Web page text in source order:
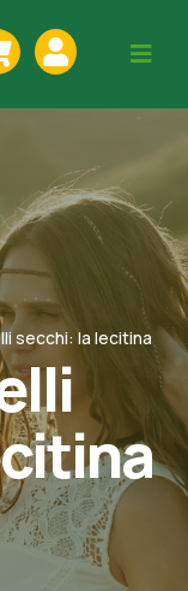
secchi: la lecitina